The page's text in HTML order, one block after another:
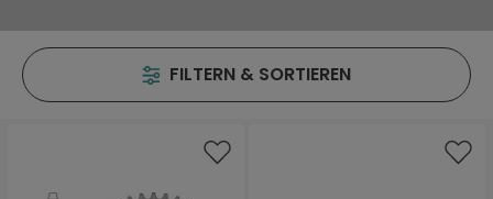
FILTERN & SORTIEREN